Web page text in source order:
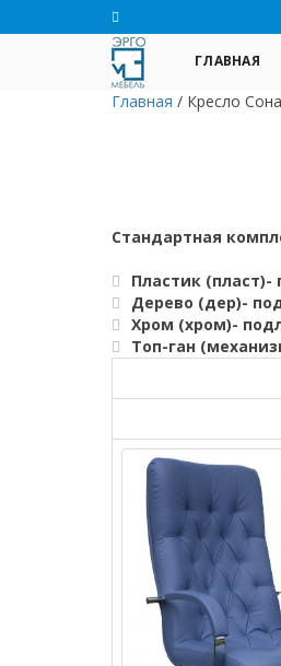
ГЛАВНАЯ
Главная / Кресло
Стандартная
Пластик (пласт)-
Дерево (дер)-
Хром (хром)-
Топ-ган